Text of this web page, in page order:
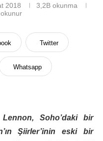
2018 3,2Bokunma
Twitter
Whatsapp
Soho’daki bir
Şiirler’inin eski bir